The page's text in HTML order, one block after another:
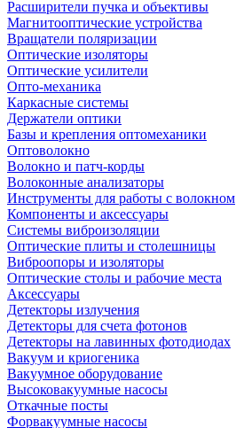
Расширители пучка и объективы
Магнитооптические устройства
Вращатели поляризации
Оптические изоляторы
Оптические усилители
Опто-механика
Каркасные системы
Держатели оптики
Базы и крепления оптомеханики
Оптоволокно
Волокно и патч-корды
Волоконные анализаторы
Инструменты для работы с волокном
Компоненты и аксессуары
Системы виброизоляции
Оптические плиты и столешницы
Виброопоры и изоляторы
Оптические столы и рабочие места
Аксессуары
Детекторы излучения
Детекторы для счета фотонов
Детекторы на лавинных фотодиодах
Вакуум и криогеника
Вакуумное оборудование
Высоковакуумные насосы
Откачные посты
Форвакуумные насосы